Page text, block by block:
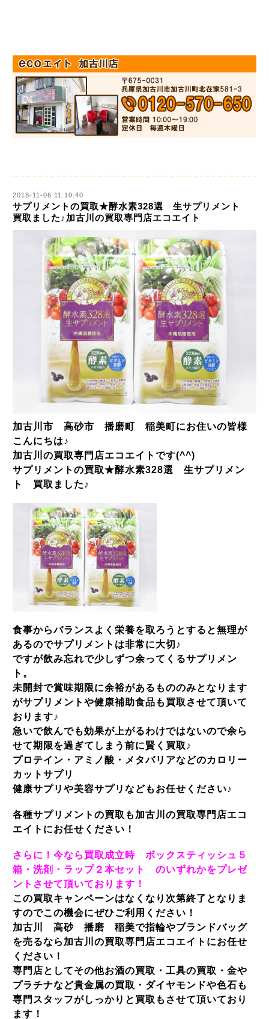
2018-11-06 11:10:40
サプリメントの買取★酵水素328選 生サプリメント
買取ました♪加古川の買取専門店エコエイト
加古川市 高砂市 播磨町 稲美町にお住いの皆様
こんにちは♪
加古川の買取専門店エコエイトです(^^)
サプリメントの買取★酵水素328選 生サプリメン
ト 買取ました♪
食事からバランスよく栄養を取ろうとすると無理が
あるのでサプリメントは非常に大切♪
ですが飲み忘れで少しずつ余ってくるサプリメン
ト。
未開封で賞味期限に余裕があるもののみとなります
がサプリメントや健康補助食品も買取させて頂いて
おります♪
急いで飲んでも効果が上がるわけではないので余ら
せて期限を過ぎてしまう前に賢く買取♪
プロテイン・アミノ酸・メタバリアなどのカロリー
カットサプリ
健康サプリや美容サプリなどもお任せください♪
各種サプリメントの買取も加古川の買取専門店エコ
エイトにお任せください！
さらに！今なら買取成立時 ボックスティッシュ５
箱・洗剤・ラップ２本セット のいずれかをプレゼ
ントさせて頂いております！
この買取キャンペーンはなくなり次第終了となりま
すのでこの機会にぜひご利用ください！
加古川 高砂 播磨 稲美で指輪やブランドバッグ
を売るなら加古川の買取専門店エコエイトにお任せ
ください！
専門店としてその他お酒の買取・工具の買取・金や
プラチナなど貴金属の買取・ダイヤモンドや色石も
専門スタッフがしっかりと買取もさせて頂いており
ます！